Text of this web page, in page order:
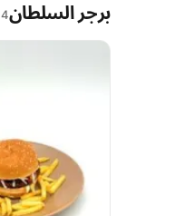
برجر السلطان4 أصناف